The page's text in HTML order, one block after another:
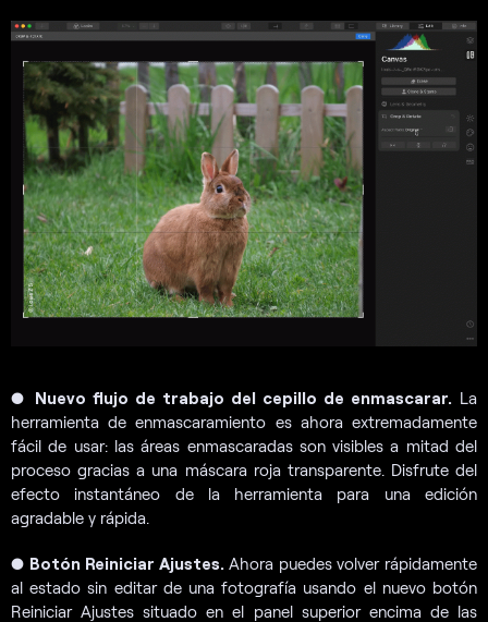
● Nuevo flujo de trabajo del cepillo de enmascarar.
La
herramienta de enmascaramiento es ahora extremadamente
fácil de usar: las áreas enmascaradas son visibles a mitad del
proceso gracias a una máscara roja transparente. Disfrute del
efecto instantáneo de la herramienta para una edición
agradable y rápida.
● Botón Reiniciar Ajustes. Ahora puedes volver rápidamente
al estado sin editar de una fotografía usando el nuevo botón
Reiniciar Ajustes situado en el panel superior encima de las